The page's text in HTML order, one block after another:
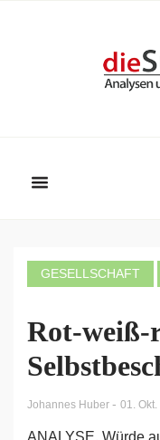
GESELLSCHAFT
Rot-weiß-
Johannes Huber - 01. Okt.
ANALYSE. Würde